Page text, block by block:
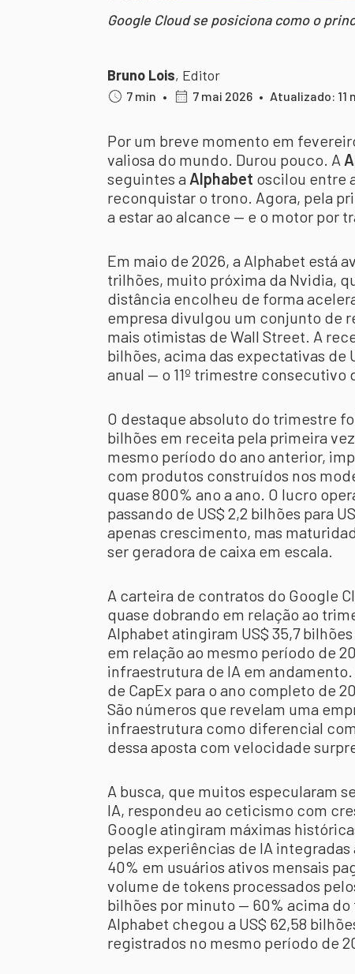
Google Cloud se posiciona como o
Bruno Lois, Editor
7 min • 7 mai 2026 • Atualizado: 11
Por um breve momento em
valiosa do mundo. Durou pouco. A
seguintes a Alphabet oscilou entre
reconquistar o trono. Agora, pela
a estar ao alcance — e o motor por
Em maio de 2026, a Alphabet está
trilhões, muito próxima da Nvidia,
distância encolheu de forma
empresa divulgou um conjunto de
mais otimistas de Wall Street. A
bilhões, acima das expectativas de
anual — o 11º trimestre
O destaque absoluto do trimestre
bilhões em receita pela primeira
mesmo período do ano anterior,
com produtos construídos nos
quase 800% ano a ano. O lucro
passando de US$ 2,2 bilhões para
apenas crescimento, mas
ser geradora de caixa em escala.
A carteira de contratos do Google
quase dobrando em relação ao
Alphabet atingiram US$ 35,7
em relação ao mesmo período de
infraestrutura de IA em
de CapEx para o ano completo de
São números que revelam uma
infraestrutura como diferencial
dessa aposta com velocidade
A busca, que muitos especularam
IA, respondeu ao ceticismo com
Google atingiram máximas
pelas experiências de IA
40% em usuários ativos mensais
volume de tokens processados
bilhões por minuto — 60% acima
Alphabet chegou a US$ 62,58
registrados no mesmo período de